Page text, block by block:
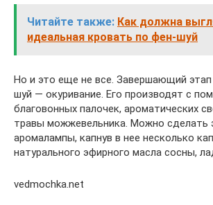
Читайте также: Как должна
идеальная кровать по фен-шуй
Но и это еще не все. Завершающий
шуй — окуривание. Его производят с
благовонных палочек, ароматических
травы можжевельника. Можно
аромалампы, капнув в нее несколько
натурального эфирного масла сосны,
vedmochka.net